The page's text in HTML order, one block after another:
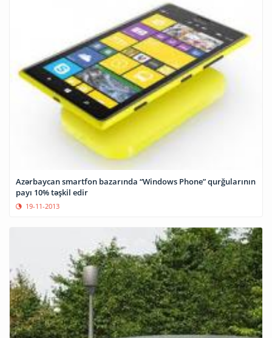
Azərbaycan smartfon bazarında “Windows Phone” qurğularının
payı 10% təşkil edir
19-11-2013